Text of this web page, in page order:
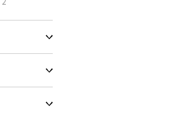
Туфли
Обувь по размеру
16
2